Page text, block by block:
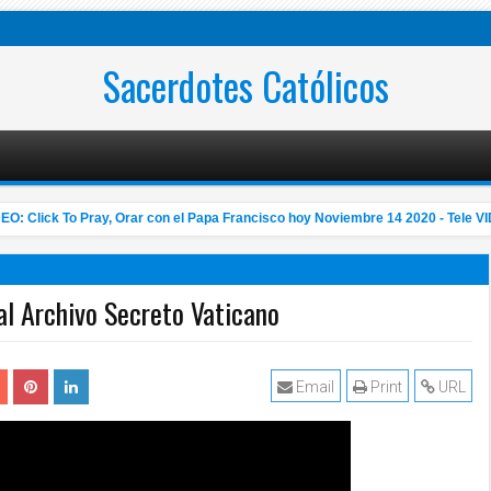
Sacerdotes Católicos
Click To Pray, Orar con el Papa Francisco hoy Noviembre 14 2020 - Tele VID
Archivo Secreto Vaticano
URL
Print
Email